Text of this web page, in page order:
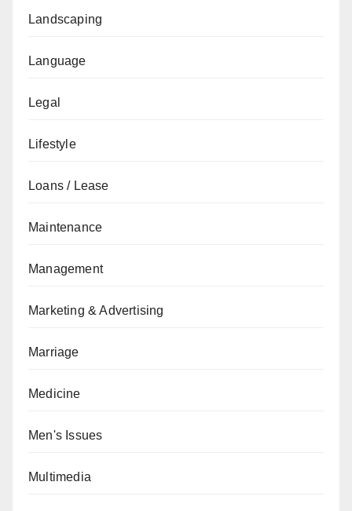
Landscaping
Language
Legal
Lifestyle
Loans / Lease
Maintenance
Management
Marketing & Advertising
Marriage
Medicine
Men's Issues
Multimedia